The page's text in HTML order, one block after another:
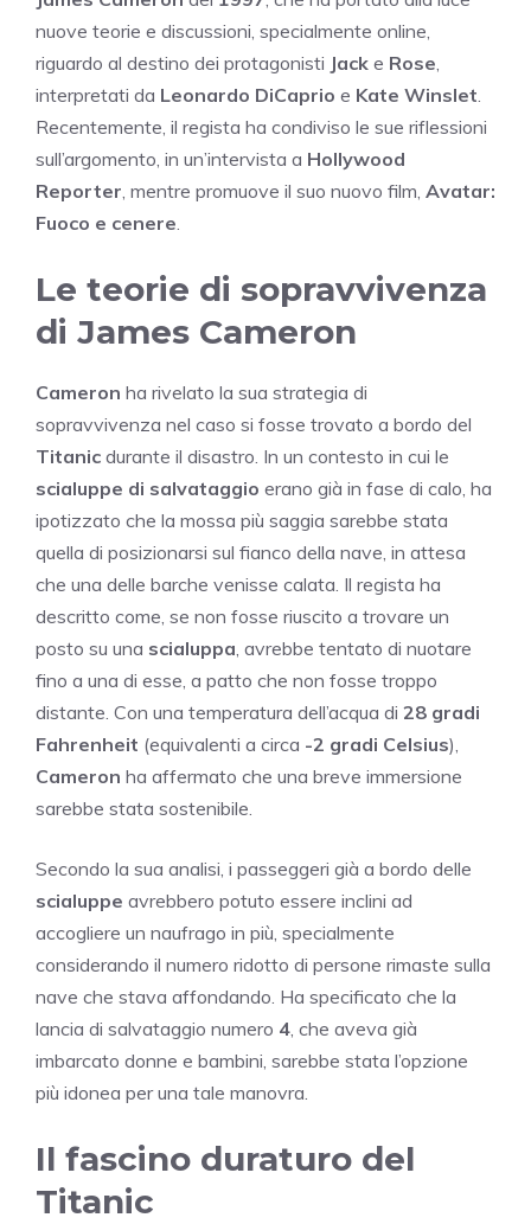
nuove teorie e discussioni, specialmente online,
riguardo al destino dei protagonisti Jack e Rose,
interpretati da Leonardo DiCaprio e Kate Winslet.
Recentemente, il regista ha condiviso le sue riflessioni
sull’argomento, in un’intervista a Hollywood
Reporter, mentre promuove il suo nuovo film, Avatar:
Fuoco e cenere.
Le teorie di sopravvivenza
di James Cameron
Cameron ha rivelato la sua strategia di
sopravvivenza nel caso si fosse trovato a bordo del
Titanic durante il disastro. In un contesto in cui le
scialuppe di salvataggio erano già in fase di calo, ha
ipotizzato che la mossa più saggia sarebbe stata
quella di posizionarsi sul fianco della nave, in attesa
che una delle barche venisse calata. Il regista ha
descritto come, se non fosse riuscito a trovare un
posto su una scialuppa, avrebbe tentato di nuotare
fino a una di esse, a patto che non fosse troppo
distante. Con una temperatura dell’acqua di 28 gradi
Fahrenheit (equivalenti a circa -2 gradi Celsius),
Cameron ha affermato che una breve immersione
sarebbe stata sostenibile.
Secondo la sua analisi, i passeggeri già a bordo delle
scialuppe avrebbero potuto essere inclini ad
accogliere un naufrago in più, specialmente
considerando il numero ridotto di persone rimaste sulla
nave che stava affondando. Ha specificato che la
lancia di salvataggio numero 4, che aveva già
imbarcato donne e bambini, sarebbe stata l’opzione
più idonea per una tale manovra.
Il fascino duraturo del
Titanic